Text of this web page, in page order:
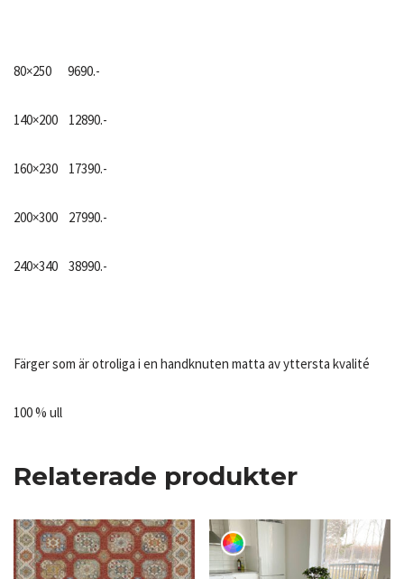
80×250 9690.-
140×200 12890.-
160×230 17390.-
200×300 27990.-
240×340 38990.-
Färger som är otroliga i en handknuten matta av yttersta kvalité
100 % ull
Relaterade produkter